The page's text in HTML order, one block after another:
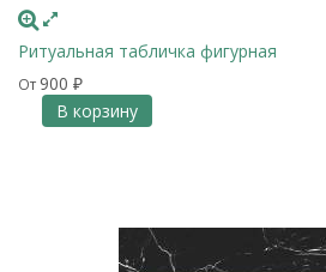
Ритуальная табличка фигурная
От 900 ₽
В корзину